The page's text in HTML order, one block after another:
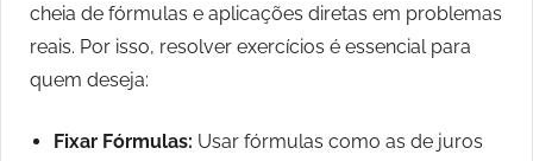
cheia de fórmulas e aplicações diretas em problemas
reais. Por isso, resolver exercícios é essencial para
quem deseja:
Fixar Fórmulas: Usar fórmulas como as de juros